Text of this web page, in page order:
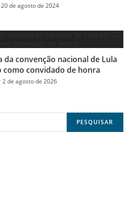
20 de agosto de 2024
da convenção nacional de Lula
como convidado de honra
2 de agosto de 2026
PESQUISAR